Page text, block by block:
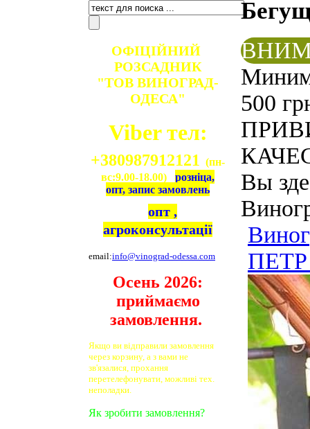
ОФІЦІЙНИЙ
РОЗСАДНИК
"ТОВ ВИНОГРАД-
ОДЕСА"
Viber тел:
+380987912121 (пн-
вс:9.00-18.00) розніца,
опт, запис замовлень
опт ,
агроконсультації
email:info@vinograd-odessa.com
Осень 2026:
приймаємо
замовлення.
Якщо ви відправили замовлення
через корзину, а з вами не
зв'язалися, прохання
перетелефонувати, можливі тех.
неполадки.
Як зробити замовлення?
500
Вы
ПЕТР